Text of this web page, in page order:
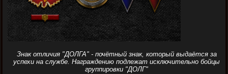
Знак отличия "ДОЛГА" - почётный знак, который выдаётся за
успехи на службе. Награждению подлежат исключительно бойцы
группировки "ДОЛГ"